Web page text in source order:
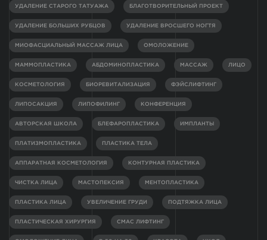
УДАЛЕНИЕ СТАРОГО ТАТУАЖА БЛАГОТВОРИТЕЛЬНЫЙ ПРОЕКТ
УДАЛЕНИЕ БОЛЬШИХ РУБЦОВ УДАЛЕНИЕ ВРОСШЕГО НОГТЯ
МИОФАСЦИАЛЬНЫЙ МАССАЖ ЛИЦА ОМОЛОЖЕНИЕ
МАММОПЛАСТИКА АБДОМИНОПЛАСТИКА МАССАЖ ЛИЦО
КОСМЕТОЛОГИЯ БИОРЕВИТАЛИЗАЦИЯ ФЭЙСЛИФТИНГ
ЛИПОСАКЦИЯ ЛИПОФИЛИНГ КОНФЕРЕНЦИЯ
АВТОРСКАЯ ШКОЛА БЛЕФАРОПЛАСТИКА ИМПЛАНТЫ
ПЛАТИЗМОПЛАСТИКА ПЛАСТИКА ТЕЛА
АППАРАТНАЯ КОСМЕТОЛОГИЯ КОНТУРНАЯ ПЛАСТИКА
ЧИСТКА ЛИЦА МАСТОПЕКСИЯ МЕНТОПЛАСТИКА
ПЛАСТИКА ЛИЦА УВЕЛИЧЕНИЕ ГРУДИ ПОДТЯЖКА ЛИЦА
ПЛАСТИЧЕСКАЯ ХИРУРГИЯ СМАС ЛИФТИНГ